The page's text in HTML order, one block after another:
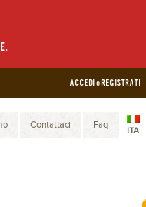
ACCEDI o REGISTRATI
ITA
Contattaci Faq